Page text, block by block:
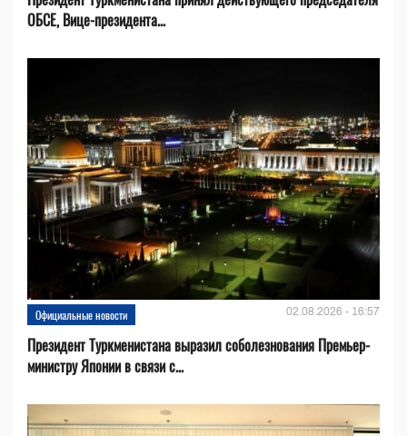
ОБСЕ, Вице-президента...
Официальные новости 02.08.2026 - 16:57
Президент Туркменистана выразил соболезнования Премьер-
министру Японии в связи с...